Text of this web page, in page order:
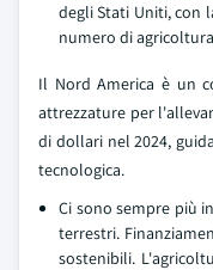
degli Stati Uniti, con
numero di
Il Nord America è un
attrezzature per
di dollari nel 2024,
tecnologica.
Ci sono sempre più
terrestri.
sostenibili.